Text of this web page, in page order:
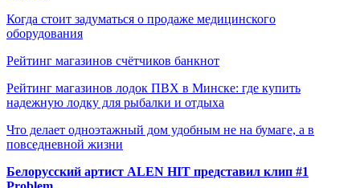
Когда стоит задуматься о продаже медицинского
оборудования
Рейтинг магазинов счётчиков банкнот
Рейтинг магазинов лодок ПВХ в Минске: где купить
надежную лодку для рыбалки и отдыха
Что делает одноэтажный дом удобным не на бумаге, а в
повседневной жизни
Белорусский артист ALEN HIT представил клип #1